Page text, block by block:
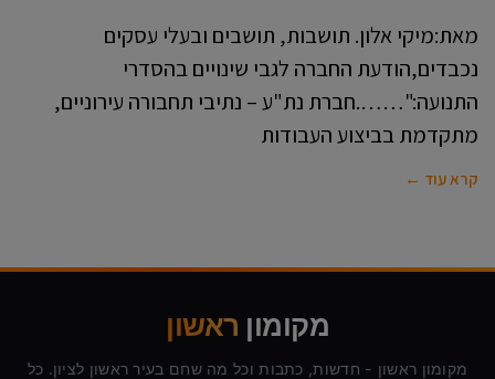
מאת:מיקי אלון. תושבות, תושבים ובעלי עסקים
נכבדים,הודעת החברה לגבי שינויים בהסדרי
התנועה:"…….חברת נת"ע – נתיבי תחבורה עירוניים,
מתקדמת בביצוע העבודות
קרא עוד ←
מקומון ראשון
מקומון ראשון - חדשות, כתבות וכל מה שחם בעיר ראשון לציון. כל